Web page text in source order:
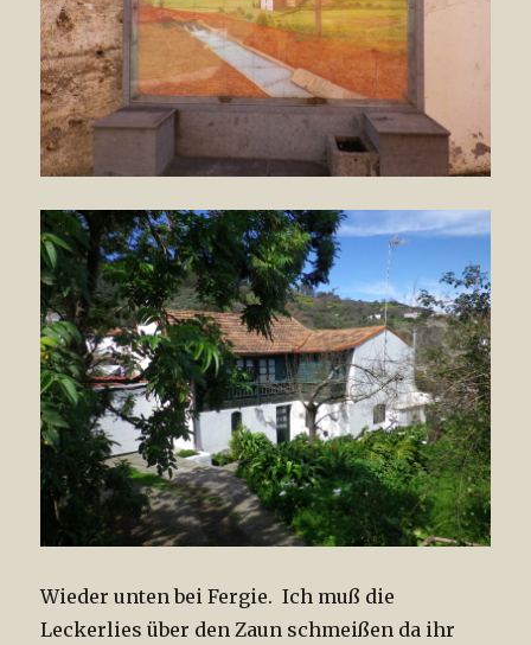
Wieder unten bei Fergie. Ich muß die
Leckerlies über den Zaun schmeißen da ihr